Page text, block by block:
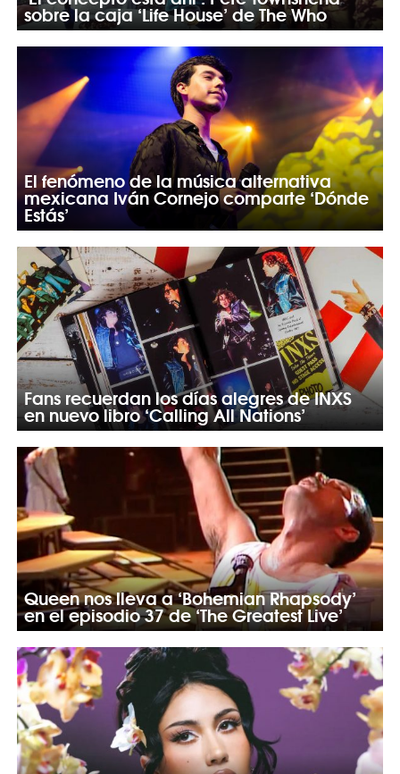
sobre la caja ‘Life House’ de The Who
El fenómeno de la música alternativa
mexicana Iván Cornejo comparte ‘Dónde
Estás’
Fans recuerdan los días alegres de INXS
en nuevo libro ‘Calling All Nations’
Queen nos lleva a ‘Bohemian Rhapsody’
en el episodio 37 de ‘The Greatest Live’